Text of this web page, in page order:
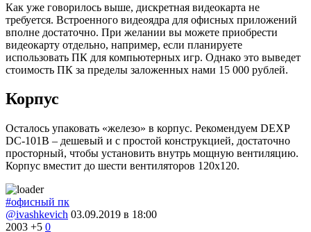
Как уже говорилось выше, дискретная видеокарта не
требуется. Встроенного видеоядра для офисных приложений
вполне достаточно. При желании вы можете приобрести
видеокарту отдельно, например, если планируете
использовать ПК для компьютерных игр. Однако это выведет
стоимость ПК за пределы заложенных нами 15 000 рублей.
Корпус
Осталось упаковать «железо» в корпус. Рекомендуем DEXP
DC-101B – дешевый и с простой конструкцией, достаточно
просторный, чтобы установить внутрь мощную вентиляцию.
Корпус вместит до шести вентиляторов 120х120.
#офисный пк
@ivashkevich 03.09.2019 в 18:00
2003 +5 0